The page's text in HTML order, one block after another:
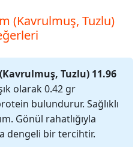
(Kavrulmuş, Tuzlu)
Tuzlu) 11.96
olarak 0.42 gr
bulundurur. Sağlıklı
Gönül rahatlığıyla
dengeli bir tercihtir.